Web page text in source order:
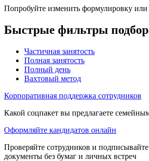
Попробуйте изменить формулировку
Быстрые фильтры
Частичная занятость
Полная занятость
Полный день
Вахтовый метод
Корпоративная поддержка сотрудников
Какой соцпакет вы предлагаете
Оформляйте кандидатов онлайн
Проверяйте сотрудников и
документы без бумаг и личных встреч